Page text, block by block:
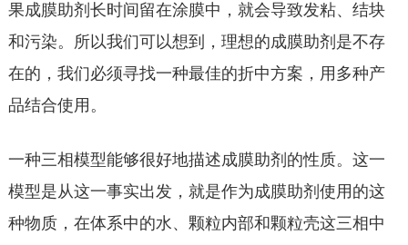
果成膜助剂长时间留在涂膜中，就会导致发粘、结块
和污染。所以我们可以想到，理想的成膜助剂是不存
在的，我们必须寻找一种最佳的折中方案，用多种产
品结合使用。
一种三相模型能够很好地描述成膜助剂的性质。这一
模型是从这一事实出发，就是作为成膜助剂使用的这
种物质，在体系中的水、颗粒内部和颗粒壳这三相中